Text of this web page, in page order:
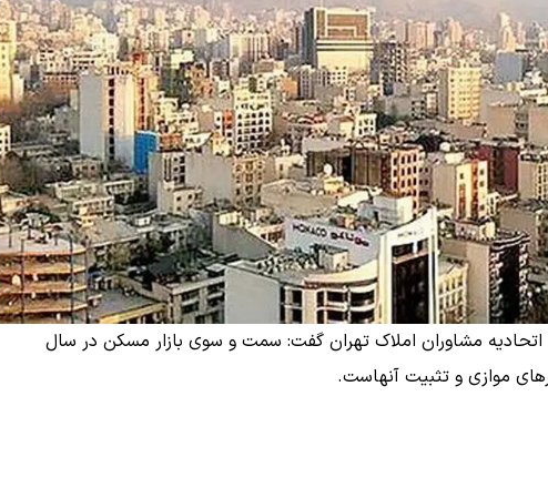
مشاوران املاک تهران گفت: سمت و سوی بازار مسکن در سال
موازی و تثبیت آنهاست.